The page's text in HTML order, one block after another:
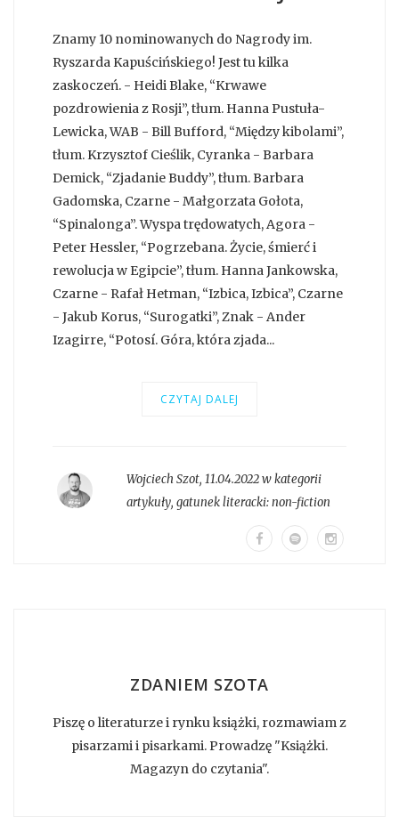
Znamy 10 nominowanych do Nagrody im.
Ryszarda Kapuścińskiego! Jest tu kilka
zaskoczeń. - Heidi Blake, “Krwawe
pozdrowienia z Rosji”, tłum. Hanna Pustuła-
Lewicka, WAB - Bill Bufford, “Między kibolami”,
tłum. Krzysztof Cieślik, Cyranka - Barbara
Demick, “Zjadanie Buddy”, tłum. Barbara
Gadomska, Czarne - Małgorzata Gołota,
“Spinalonga”. Wyspa trędowatych, Agora -
Peter Hessler, “Pogrzebana. Życie, śmierć i
rewolucja w Egipcie”, tłum. Hanna Jankowska,
Czarne - Rafał Hetman, “Izbica, Izbica”, Czarne
- Jakub Korus, “Surogatki”, Znak - Ander
Izagirre, “Potosí. Góra, która zjada...
CZYTAJ DALEJ
Wojciech Szot, 11.04.2022 w kategorii
artykuły, gatunek literacki:non-fiction
ZDANIEM SZOTA
Piszę o literaturze i rynku książki, rozmawiam z
pisarzami i pisarkami. Prowadzę "Książki.
Magazyn do czytania".